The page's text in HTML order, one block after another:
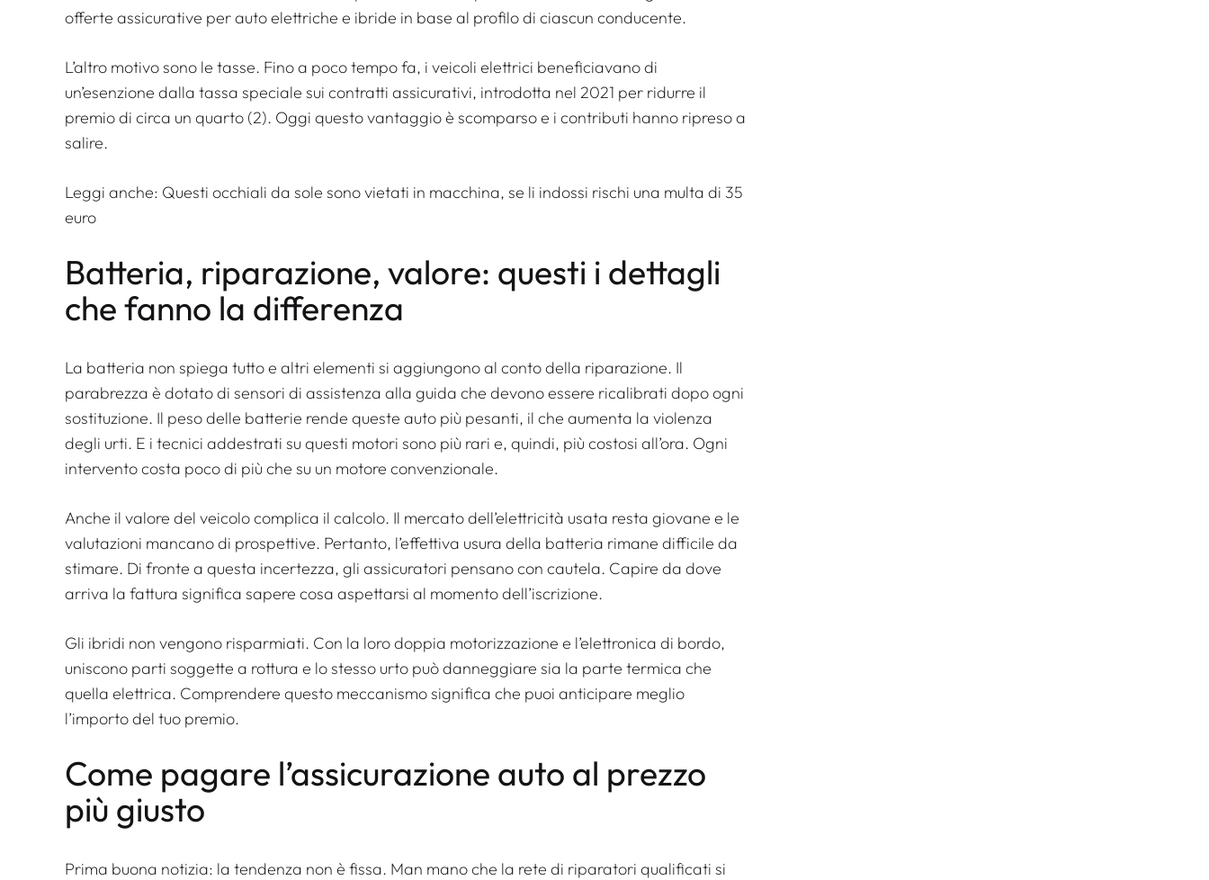
offerte assicurative per auto elettriche e ibride in base al profilo di ciascun conducente.
L’altro motivo sono le tasse. Fino a poco tempo fa, i veicoli elettrici beneficiavano di
un’esenzione dalla tassa speciale sui contratti assicurativi, introdotta nel 2021 per ridurre il
premio di circa un quarto (2). Oggi questo vantaggio è scomparso e i contributi hanno ripreso a
salire.
Leggi anche: Questi occhiali da sole sono vietati in macchina, se li indossi rischi una multa di 35
euro
Batteria, riparazione, valore: questi i dettagli
che fanno la differenza
La batteria non spiega tutto e altri elementi si aggiungono al conto della riparazione. Il
parabrezza è dotato di sensori di assistenza alla guida che devono essere ricalibrati dopo ogni
sostituzione. Il peso delle batterie rende queste auto più pesanti, il che aumenta la violenza
degli urti. E i tecnici addestrati su questi motori sono più rari e, quindi, più costosi all’ora. Ogni
intervento costa poco di più che su un motore convenzionale.
Anche il valore del veicolo complica il calcolo. Il mercato dell’elettricità usata resta giovane e le
valutazioni mancano di prospettive. Pertanto, l’effettiva usura della batteria rimane difficile da
stimare. Di fronte a questa incertezza, gli assicuratori pensano con cautela. Capire da dove
arriva la fattura significa sapere cosa aspettarsi al momento dell’iscrizione.
Gli ibridi non vengono risparmiati. Con la loro doppia motorizzazione e l’elettronica di bordo,
uniscono parti soggette a rottura e lo stesso urto può danneggiare sia la parte termica che
quella elettrica. Comprendere questo meccanismo significa che puoi anticipare meglio
l’importo del tuo premio.
Come pagare l’assicurazione auto al prezzo
più giusto
Prima buona notizia: la tendenza non è fissa. Man mano che la rete di riparatori qualificati si